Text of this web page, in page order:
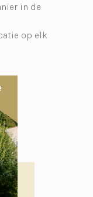
in de
op elk